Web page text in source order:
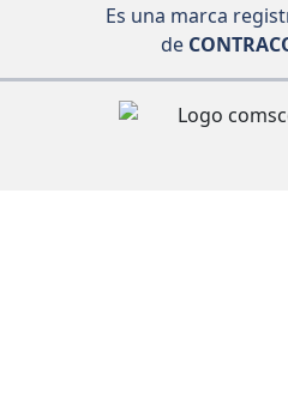
Es una marca
de